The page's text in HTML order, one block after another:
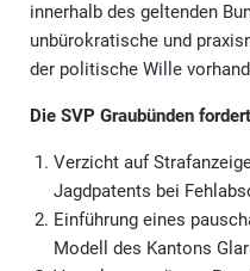
innerhalb des geltenden
unbürokratische und
der politische Wille
Die SVP Graubünden
Verzicht auf
Jagdpatents bei
Einführung eines
Modell des Kantons